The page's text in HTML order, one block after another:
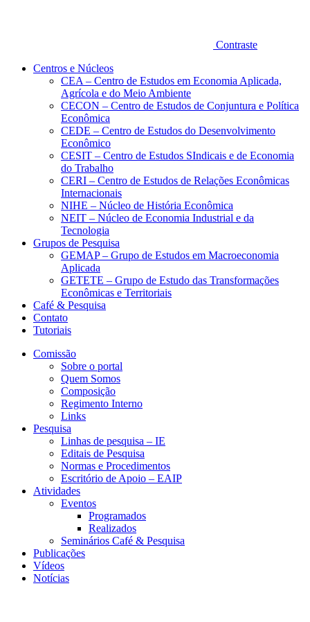
Contraste
Centros e Núcleos
CEA – Centro de Estudos em Economia Aplicada,
Agrícola e do Meio Ambiente
CECON – Centro de Estudos de Conjuntura e Política
Econômica
CEDE – Centro de Estudos do Desenvolvimento
Econômico
CESIT – Centro de Estudos SIndicais e de Economia
do Trabalho
CERI – Centro de Estudos de Relações Econômicas
Internacionais
NIHE – Núcleo de História Econômica
NEIT – Núcleo de Economia Industrial e da
Tecnologia
Grupos de Pesquisa
GEMAP – Grupo de Estudos em Macroeconomia
Aplicada
GETETE – Grupo de Estudo das Transformações
Econômicas e Territoriais
Café & Pesquisa
Contato
Tutoriais
Comissão
Sobre o portal
Quem Somos
Composição
Regimento Interno
Links
Pesquisa
Linhas de pesquisa – IE
Editais de Pesquisa
Normas e Procedimentos
Escritório de Apoio – EAIP
Atividades
Eventos
Programados
Realizados
Seminários Café & Pesquisa
Publicações
Vídeos
Notícias